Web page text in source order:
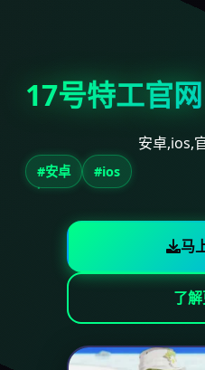
17号特工官
安卓,ios,
#安卓 #ios
马
了